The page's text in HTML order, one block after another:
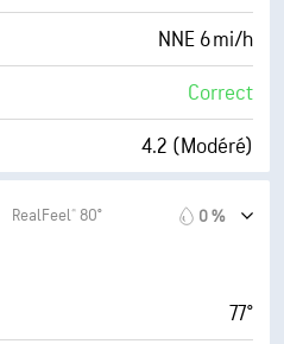
9 (Très forte)
33 %
10 mi
NNE 6 mi/h
Correct
4.2 (Modéré)
60° F
RealFeel® 80° 0 %
77°